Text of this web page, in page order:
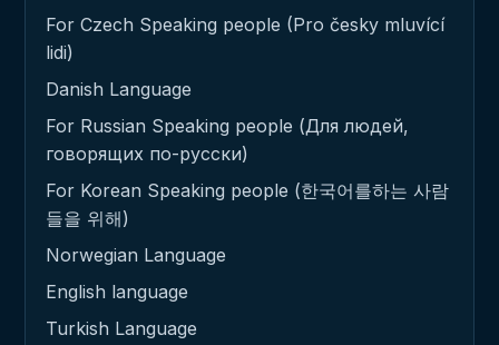
For Czech Speaking people (Pro česky mluvící
lidi)
Danish Language
For Russian Speaking people (Для людей,
говорящих по-русски)
For Korean Speaking people (한국어를하는 사람
들을 위해)
Norwegian Language
English language
Turkish Language